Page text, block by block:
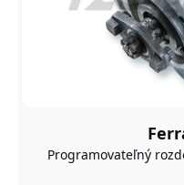
Programovateľný